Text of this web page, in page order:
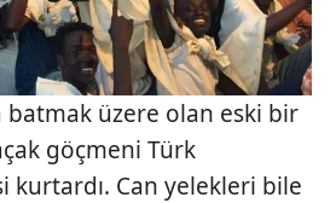
batmak üzere olan eski bir
göçmeni Türk
kurtardı. Can yelekleri bile